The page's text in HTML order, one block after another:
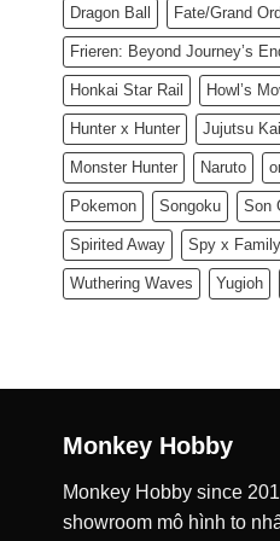
Dragon Ball Fate/Grand
Frieren: Beyond Journey’s
Honkai Star Rail Howl’s
Hunter x Hunter Jujutsu
Monster Hunter Naruto
Pokemon Songoku Son
Spirited Away Spy x Family
Wuthering Waves Yugioh
Monkey Hobby
Monkey Hobby since
showroom mô hình to